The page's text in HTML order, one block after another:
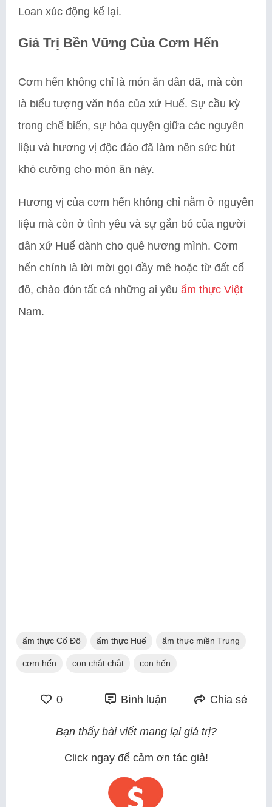
Loan xúc động kể lại.
Giá Trị Bền Vững Của Cơm Hến
Cơm hến không chỉ là món ăn dân dã, mà còn
là biểu tượng văn hóa của xứ Huế. Sự cầu kỳ
trong chế biến, sự hòa quyện giữa các nguyên
liệu và hương vị độc đáo đã làm nên sức hút
khó cưỡng cho món ăn này.
Hương vị của cơm hến không chỉ nằm ở nguyên
liệu mà còn ở tình yêu và sự gắn bó của người
dân xứ Huế dành cho quê hương mình. Cơm
hến chính là lời mời gọi đầy mê hoặc từ đất cố
đô, chào đón tất cả những ai yêu ẩm thực Việt
Nam.
ẩm thực Cố Đô ẩm thực Huế ẩm thực miền Trung
cơm hến con chắt chắt con hến
0 Bình luận Chia sẻ
Bạn thấy bài viết mang lại giá trị?
Click ngay để cảm ơn tác giả!